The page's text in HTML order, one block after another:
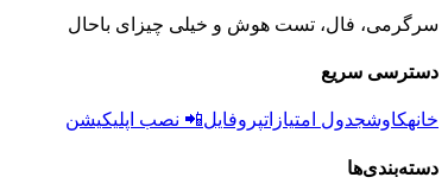
سرگرمی، فال، تست هوش و خیلی چیزای باحال
دسترسی سریع
خانهکاوشجدول امتیازاتپروفایل📲 نصب اپلیکیشن
دسته‌بندی‌ها